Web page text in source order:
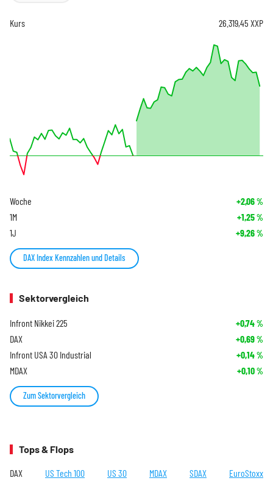
Kurs 26.319,45 XXP
Woche +2,06%
1M +1,25%
1J +9,26%
DAX Index Kennzahlen und Details
Sektorvergleich
Infront Nikkei 225 +0,74%
DAX +0,69%
Infront USA 30 Industrial +0,14%
MDAX +0,10%
Zum Sektorvergleich
Tops & Flops
DAX US Tech 100 US 30 MDAX SDAX EuroStoxx